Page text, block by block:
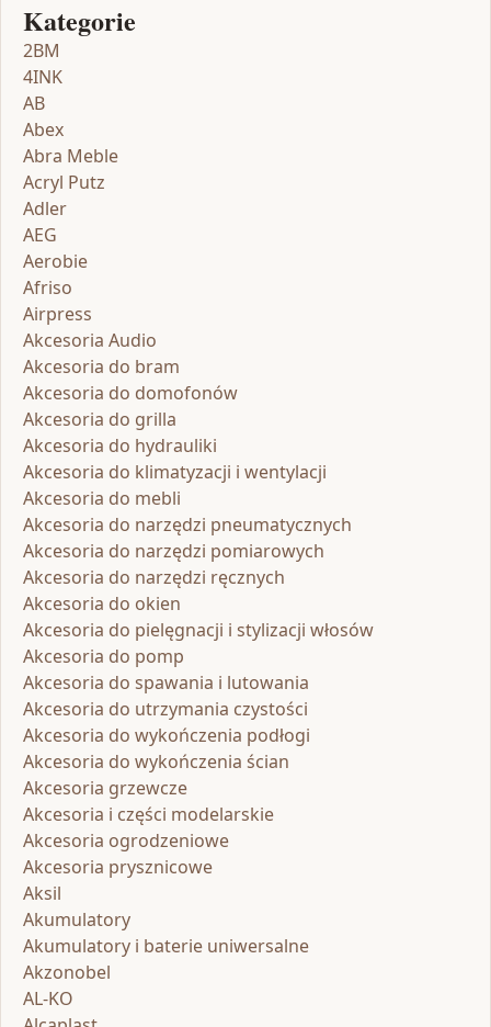
Kategorie
2BM
4INK
AB
Abex
Abra Meble
Acryl Putz
Adler
AEG
Aerobie
Afriso
Airpress
Akcesoria Audio
Akcesoria do bram
Akcesoria do domofonów
Akcesoria do grilla
Akcesoria do hydrauliki
Akcesoria do klimatyzacji i wentylacji
Akcesoria do mebli
Akcesoria do narzędzi pneumatycznych
Akcesoria do narzędzi pomiarowych
Akcesoria do narzędzi ręcznych
Akcesoria do okien
Akcesoria do pielęgnacji i stylizacji włosów
Akcesoria do pomp
Akcesoria do spawania i lutowania
Akcesoria do utrzymania czystości
Akcesoria do wykończenia podłogi
Akcesoria do wykończenia ścian
Akcesoria grzewcze
Akcesoria i części modelarskie
Akcesoria ogrodzeniowe
Akcesoria prysznicowe
Aksil
Akumulatory
Akumulatory i baterie uniwersalne
Akzonobel
AL-KO